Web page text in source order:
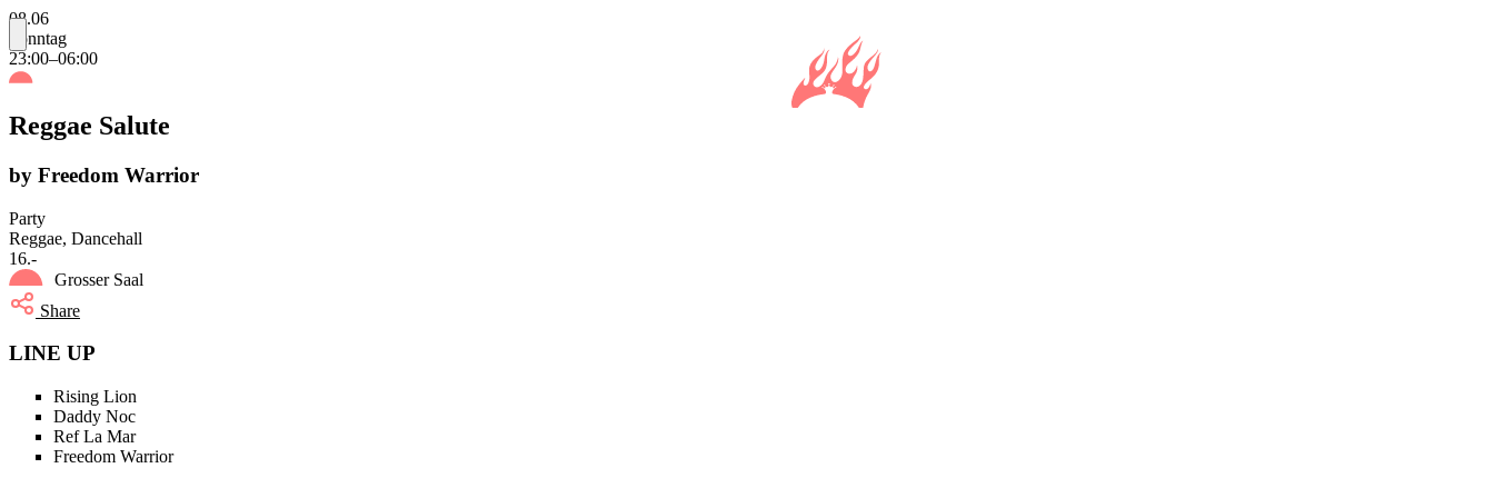
08.06
Sonntag
23:00–06:00
Reggae Salute
by Freedom Warrior
Party
Reggae, Dancehall
16.-
Grosser Saal
Share
LINE UP
Rising Lion
Daddy Noc
Ref La Mar
Freedom Warrior